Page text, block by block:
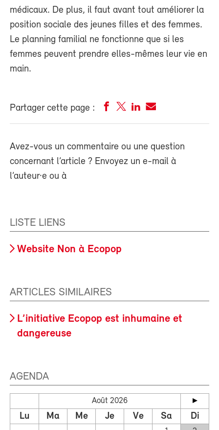
médicaux. De plus, il faut avant tout améliorer la
position sociale des jeunes filles et des femmes.
Le planning familial ne fonctionne que si les
femmes peuvent prendre elles-mêmes leur vie en
main.
Partager cette page :
Avez-vous un commentaire ou une question
concernant l’article ? Envoyez un e-mail à
l’auteur·e ou à
LISTE LIENS
Website Non à Ecopop
ARTICLES SIMILAIRES
L’initiative Ecopop est inhumaine et
dangereuse
AGENDA
Août 2026
Lu Ma Me Je Ve Sa Di